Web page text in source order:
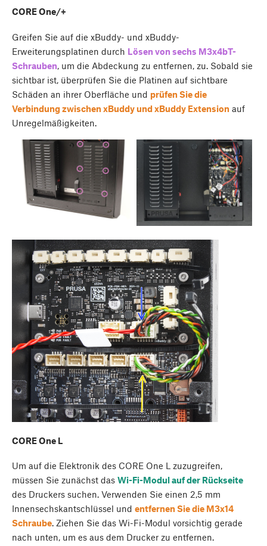
CORE One/+
Greifen Sie auf die xBuddy- und xBuddy-
Erweiterungsplatinen durch Lösen von sechs M3x4bT-
Schrauben, um die Abdeckung zu entfernen, zu. Sobald sie
sichtbar ist, überprüfen Sie die Platinen auf sichtbare
Schäden an ihrer Oberfläche und prüfen Sie die
Verbindung zwischen xBuddy und xBuddy Extension auf
Unregelmäßigkeiten.
CORE One L
Um auf die Elektronik des CORE One L zuzugreifen,
müssen Sie zunächst das Wi-Fi-Modul auf der Rückseite
des Druckers suchen. Verwenden Sie einen 2,5 mm
Innensechskantschlüssel und entfernen Sie die M3x14
Schraube. Ziehen Sie das Wi-Fi-Modul vorsichtig gerade
nach unten, um es aus dem Drucker zu entfernen.